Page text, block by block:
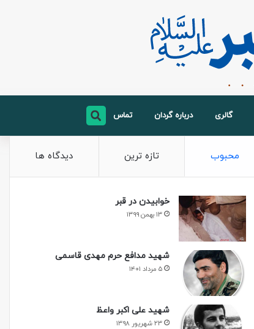
گالری درباره گردان تماس
محبوب تازه ترین دیدگاه ها
خوابیدن در قبر
۱۳ بهمن ۱۳۹۹
شهید مدافع حرم مهدی قاسمی
۵ مرداد ۱۴۰۱
شهید علی اکبر واعظ
۲۳ شهریور ۱۳۹۸